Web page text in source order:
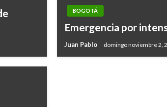
BOGOTÁ
Emergencia por
Juan Pablo domingo noviembre 2,
NOTICIA EXTRAORDINARIA
US$31.5 millones
apoyo a